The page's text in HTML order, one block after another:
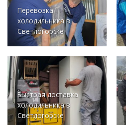
Перевозка
холодильника в
Светлогорске
Быстрая доставка
холодильника в
Светлогорске